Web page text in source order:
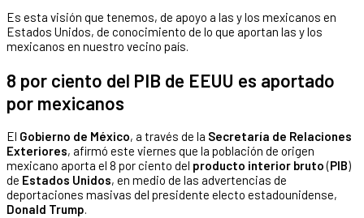
Es esta visión que tenemos, de apoyo a las y los mexicanos en
Estados Unidos, de conocimiento de lo que aportan las y los
mexicanos en nuestro vecino país.
8 por ciento del PIB de EEUU es aportado
por mexicanos
El Gobierno de México, a través de la Secretaría de Relaciones
Exteriores, afirmó este viernes que la población de origen
mexicano aporta el 8 por ciento del producto interior bruto(PIB)
de Estados Unidos, en medio de las advertencias de
deportaciones masivas del presidente electo estadounidense,
Donald Trump.